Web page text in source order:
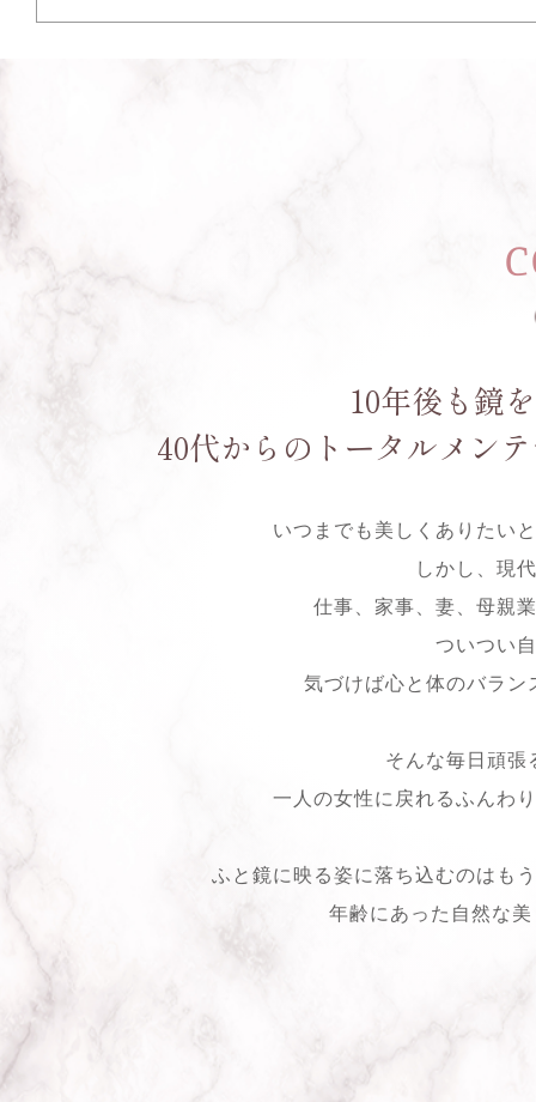
10年後も鏡
40代からのトータルメン
いつまでも美しくありたい
しかし、現
仕事、家事、妻、母親
ついつい
気づけば心と体のバラン
そんな毎日頑張
一人の女性に戻れるふんわ
ふと鏡に映る姿に落ち込むのはも
年齢にあった自然な